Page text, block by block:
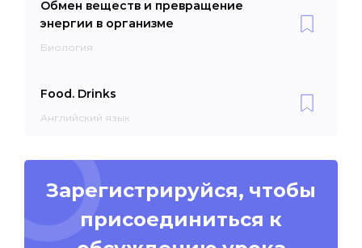
Обмен веществ и превращение
энергии в организме
Биология
Food. Drinks
Английский язык
Зарегистрируйся, чтобы
присоединиться к